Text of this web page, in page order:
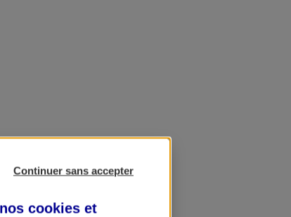
Continuer sans accepter
cookies et